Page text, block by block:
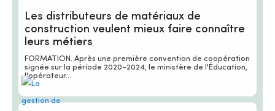
Les distributeurs de matériaux de
construction veulent mieux faire connaître
leurs métiers
FORMATION. Après une première convention de coopération
signée sur la période 2020-2024, le ministère de l'Éducation,
l'opérateur...